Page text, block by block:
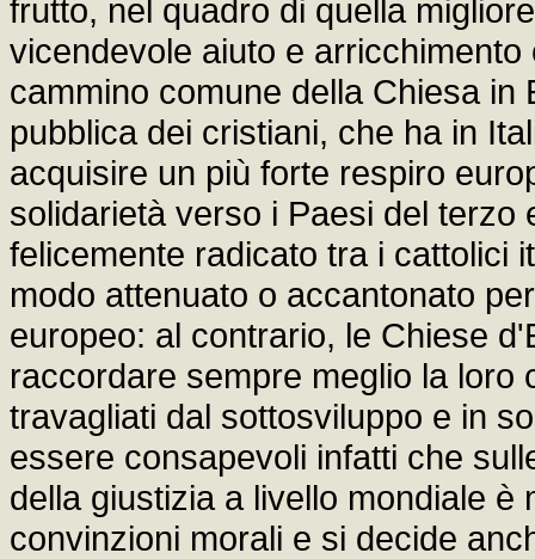
frutto, nel quadro di quella
vicendevole aiuto e
cammino comune della Chiesa
pubblica dei cristiani, che ha in
acquisire un più forte respiro
solidarietà verso i Paesi del terzo
felicemente radicato tra i cattolici
modo attenuato o accantonato
europeo: al contrario, le Chiese
raccordare sempre meglio la loro
travagliati dal sottosviluppo e in
essere consapevoli infatti che
della giustizia a livello mondiale
convinzioni morali e si decide